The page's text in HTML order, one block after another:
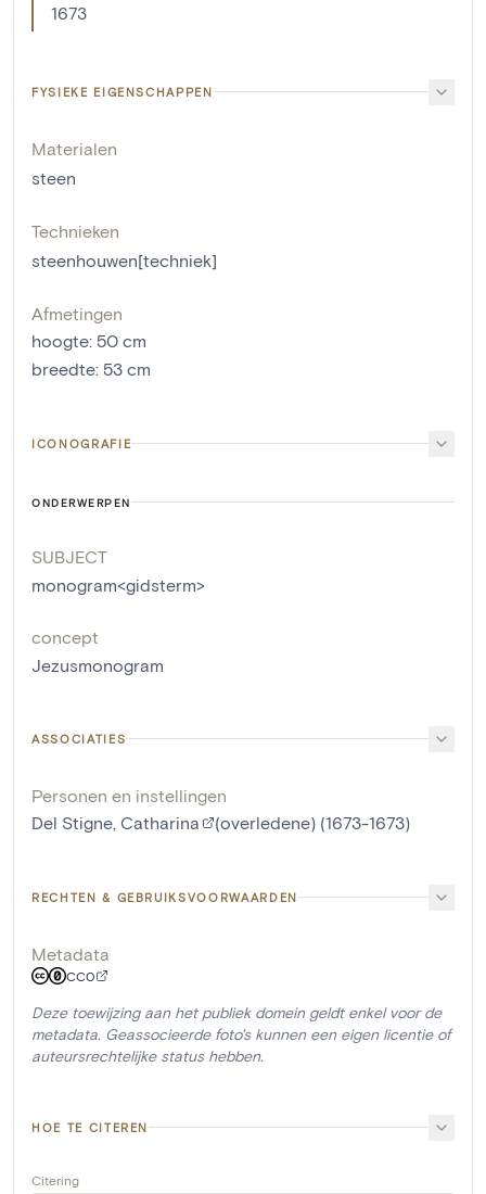
1673
FYSIEKE EIGENSCHAPPEN
Materialen
steen
Technieken
steenhouwen[techniek]
Afmetingen
hoogte: 50 cm
breedte: 53 cm
ICONOGRAFIE
ONDERWERPEN
SUBJECT
monogram<gidsterm>
concept
Jezusmonogram
ASSOCIATIES
Personen en instellingen
Del Stigne, Catharina
(overledene) (1673-1673)
RECHTEN & GEBRUIKSVOORWAARDEN
Metadata
CC0
Deze toewijzing aan het publiek domein geldt enkel voor de
metadata. Geassocieerde foto's kunnen een eigen licentie of
auteursrechtelijke status hebben.
HOE TE CITEREN
Citering